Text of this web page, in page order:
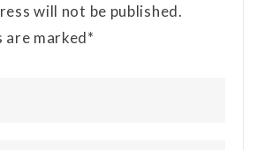
will not be published.
are marked*